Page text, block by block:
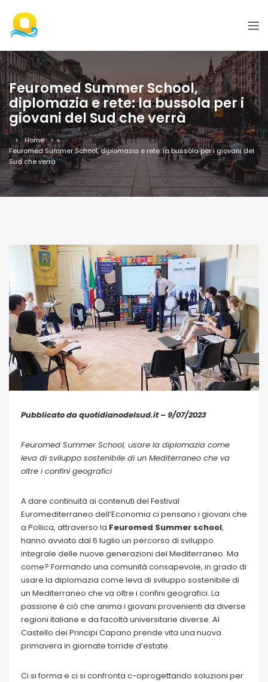
Feuromed Summer School,
diplomazia e rete: la bussola per i
giovani del Sud che verrà
Home
»
Feuromed Summer School, diplomazia e rete: la bussola per i giovani del
Sud che verrà
Pubblicato da quotidianodelsud.it – 9/07/2023
Feuromed Summer School, usare la diplomazia come
leva di sviluppo sostenibile di un Mediterraneo che va
oltre i confini geografici
A dare continuità ai contenuti del Festival
Euromediterraneo dell’Economia ci pensano i giovani che
a Pollica, attraverso la Feuromed Summer school,
hanno avviato dal 6 luglio un percorso di sviluppo
integrale delle nuove generazioni del Mediterraneo. Ma
come? Formando una comunità consapevole, in grado di
usare la diplomazia come leva di sviluppo sostenibile di
un Mediterraneo che va oltre i confini geografici. La
passione è ciò che anima i giovani provenienti da diverse
regioni italiane e da facoltà universitarie diverse. Al
Castello dei Principi Capano prende vita una nuova
primavera in giornate torride d’estate.
Ci si forma e ci si confronta c-oprogettando soluzioni per